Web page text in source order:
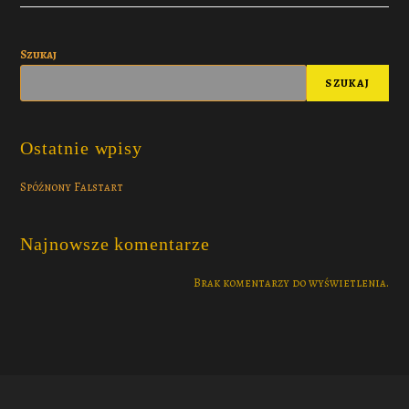
Szukaj
SZUKAJ
Ostatnie wpisy
Spóźnony Falstart
Najnowsze komentarze
Brak komentarzy do wyświetlenia.